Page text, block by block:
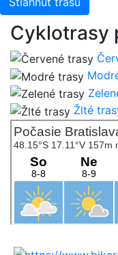
Cyklotrasy
Žlté